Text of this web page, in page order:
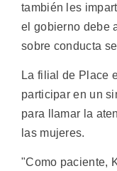
también les
el gobierno debe
sobre conducta
La filial de Place
participar en un
para llamar la
las mujeres.
"Como paciente,